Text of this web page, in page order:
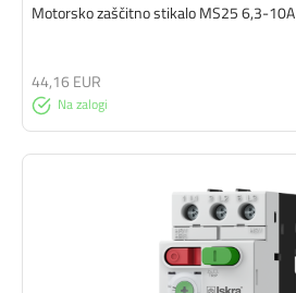
Motorsko zaščitno stikalo MS25 6,3-10A
Na zalogi
44,16 EUR